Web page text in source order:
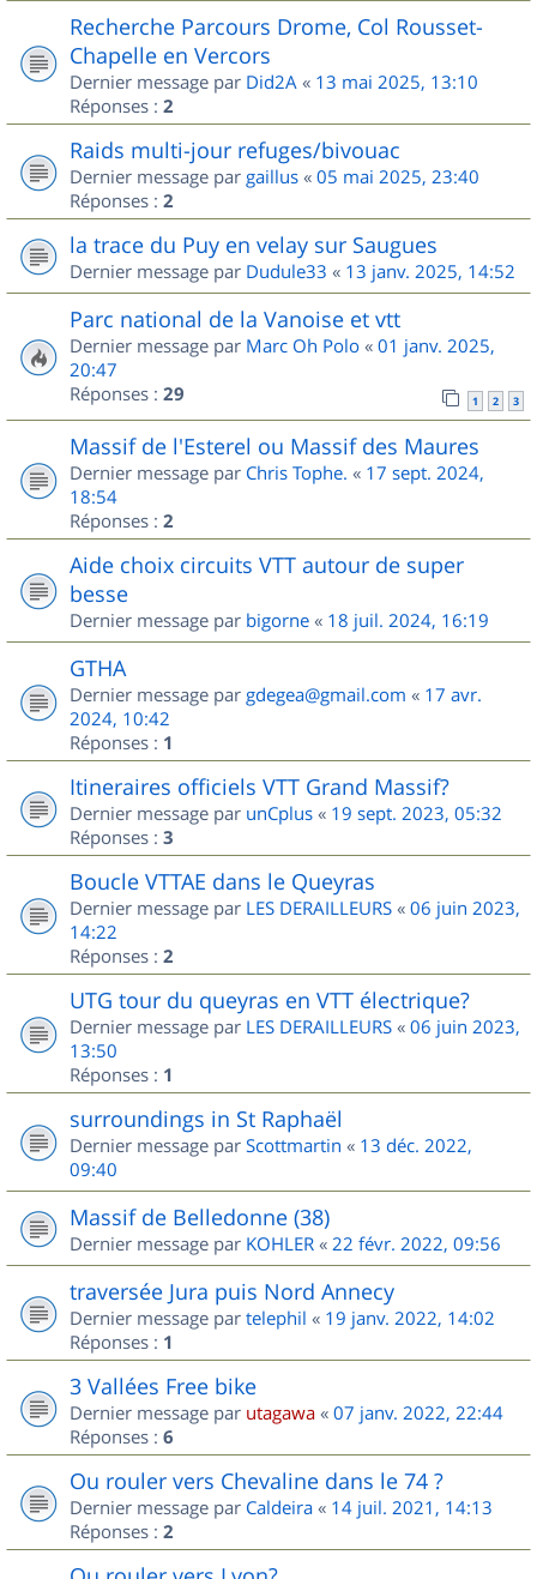
Recherche Parcours Drome, Col Rousset-
Chapelle en Vercors
Dernier message par Did2A « 13 mai 2025, 13:10
Réponses : 2
Raids multi-jour refuges/bivouac
Dernier message par gaillus « 05 mai 2025, 23:40
Réponses : 2
la trace du Puy en velay sur Saugues
Dernier message par Dudule33 « 13 janv. 2025, 14:52
Parc national de la Vanoise et vtt
Dernier message par Marc Oh Polo « 01 janv. 2025,
20:47
Réponses : 29 1 2 3
Massif de l'Esterel ou Massif des Maures
Dernier message par Chris Tophe. « 17 sept. 2024,
18:54
Réponses : 2
Aide choix circuits VTT autour de super
besse
Dernier message par bigorne « 18 juil. 2024, 16:19
GTHA
Dernier message par gdegea@gmail.com « 17 avr.
2024, 10:42
Réponses : 1
Itineraires officiels VTT Grand Massif?
Dernier message par unCplus « 19 sept. 2023, 05:32
Réponses : 3
Boucle VTTAE dans le Queyras
Dernier message par LES DERAILLEURS « 06 juin 2023,
14:22
Réponses : 2
UTG tour du queyras en VTT électrique?
Dernier message par LES DERAILLEURS « 06 juin 2023,
13:50
Réponses : 1
surroundings in St Raphaël
Dernier message par Scottmartin « 13 déc. 2022,
09:40
Massif de Belledonne (38)
Dernier message par KOHLER « 22 févr. 2022, 09:56
traversée Jura puis Nord Annecy
Dernier message par telephil « 19 janv. 2022, 14:02
Réponses : 1
3 Vallées Free bike
Dernier message par utagawa « 07 janv. 2022, 22:44
Réponses : 6
Ou rouler vers Chevaline dans le 74 ?
Dernier message par Caldeira « 14 juil. 2021, 14:13
Réponses : 2